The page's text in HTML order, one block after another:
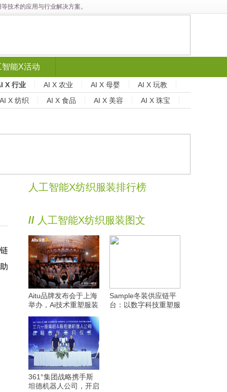
技术的应用与行业解决方案。
智能X活动
X 行业 AI X 农业 AI X 母婴
AI X 玩教
AI X 纺织 AI X 食品 AI X 美容 AI X 珠宝
人工智能X纺织服装排行榜
// 人工智能X纺织服装图文
Aitu品牌发布会于上海
举办，Ai技术重塑服装
Sample冬装供应链平
台：以数字科技重塑服
361°集团战略携手斯
坦德机器人公司，开启